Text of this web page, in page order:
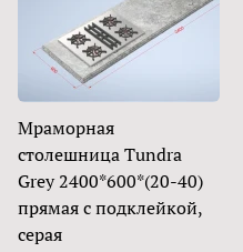
Мраморная
столешница Tundra
Grey 2400*600*(20-40)
прямая с подклейкой,
серая